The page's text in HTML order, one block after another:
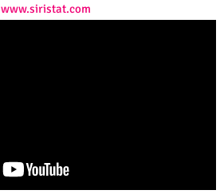
www.siristat.com